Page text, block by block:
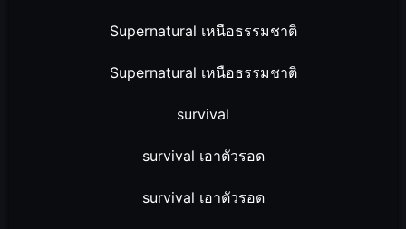
Supernatural เหนือธรรมชาติ
Supernatural เหนือธรรมชาติ
survival
survival เอาตัวรอด
survival เอาตัวรอด